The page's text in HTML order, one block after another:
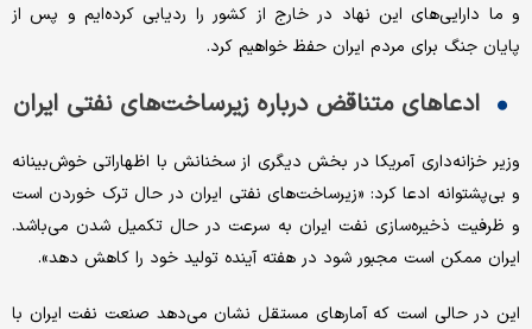
و ما دارایی‌های این نهاد در خارج از کشور را ردیابی کرده‌ایم و پس از
پایان جنگ برای مردم ایران حفظ خواهیم کرد.
ادعاهای متناقض درباره زیرساخت‌های نفتی ایران
وزیر خزانه‌داری آمریکا در بخش دیگری از سخنانش با اظهاراتی خوش‌بینانه
و بی‌پشتوانه ادعا کرد: «زیرساخت‌های نفتی ایران در حال ترک خوردن است
و ظرفیت ذخیره‌سازی نفت ایران به سرعت در حال تکمیل شدن می‌باشد.
ایران ممکن است مجبور شود در هفته آینده تولید خود را کاهش دهد».
این در حالی است که آمارهای مستقل نشان می‌دهد صنعت نفت ایران با